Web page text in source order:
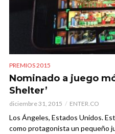
PREMIOS 2015
Nominado a juego
Shelter’
diciembre 31, 2015 ENTER.CO
Los Ángeles, Estados Unidos.
como protagonista un pequeño